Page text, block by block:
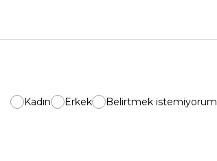
Kadın Erkek Belirtmek istemiyorum